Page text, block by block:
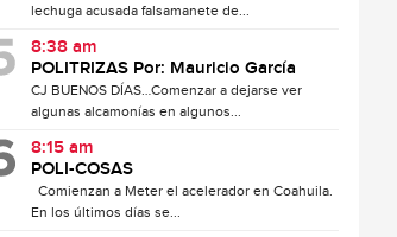
lechuga acusada falsamanete de...
8:38 am
POLITRIZAS Por: Mauricio García
CJ BUENOS DÍAS…Comenzar a dejarse ver
algunas alcamonías en algunos...
8:15 am
POLI-COSAS
Comienzan a Meter el acelerador en Coahuila.
En los últimos días se...